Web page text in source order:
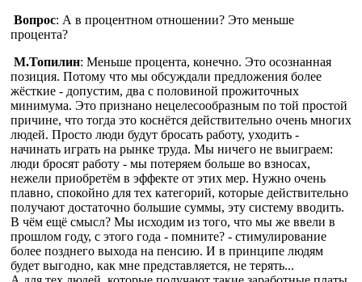
Вопрос: А в процентном отношении? Это меньше
процента?
М.Топилин: Меньше процента, конечно. Это осознанная
позиция. Потому что мы обсуждали предложения более
жёсткие - допустим, два с половиной прожиточных
минимума. Это признано нецелесообразным по той простой
причине, что тогда это коснётся действительно очень многих
людей. Просто люди будут бросать работу, уходить -
начинать играть на рынке труда. Мы ничего не выиграем:
люди бросят работу - мы потеряем больше во взносах,
нежели приобретём в эффекте от этих мер. Нужно очень
плавно, спокойно для тех категорий, которые действительно
получают достаточно большие суммы, эту систему вводить.
В чём ещё смысл? Мы исходим из того, что мы же ввели в
прошлом году, с этого года - помните? - стимулирование
более позднего выхода на пенсию. И в принципе людям
будет выгодно, как мне представляется, не терять...